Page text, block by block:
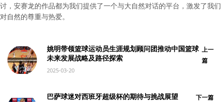
讨，安赛龙的作品都为我们提供了一个与大自然对话的平台，激发了我们
对自然的尊重与热爱。
姚明带领篮球运动员生涯规划顾问团推动中国篮球
未来发展战略及路径探索
2025-03-20
上一
篇
巴萨球迷对西班牙超级杯的期待与挑战展望 下一篇